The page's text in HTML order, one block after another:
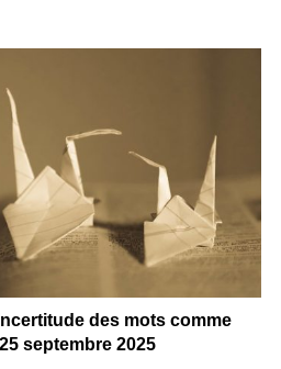
des mots comme
septembre 2025